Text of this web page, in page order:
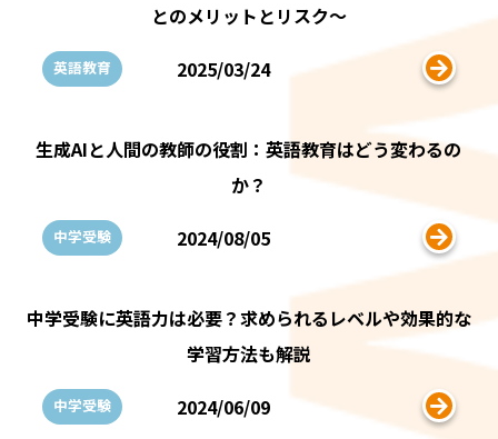
とのメリットとリスク～
英語教育 2025/03/24
生成AIと人間の教師の役割：英語教育はどう変わるの
か？
中学受験 2024/08/05
中学受験に英語力は必要？求められるレベルや効果的な
学習方法も解説
中学受験 2024/06/09